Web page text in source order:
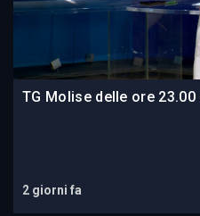
TG Molise delle ore
2 giorni fa